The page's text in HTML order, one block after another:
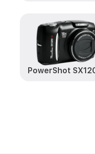
PowerShot